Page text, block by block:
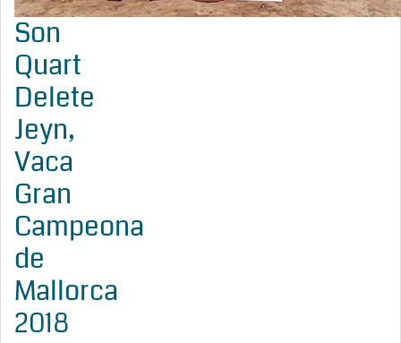
Son
Quart
Delete
Jeyn,
Vaca
Gran
Campeona
de
Mallorca
2018